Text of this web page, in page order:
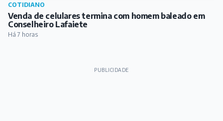
COTIDIANO
Venda de celulares termina com homem baleado em
Conselheiro Lafaiete
Há 7 horas
PUBLICIDADE